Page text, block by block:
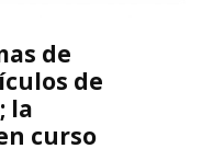
de
de
la
curso